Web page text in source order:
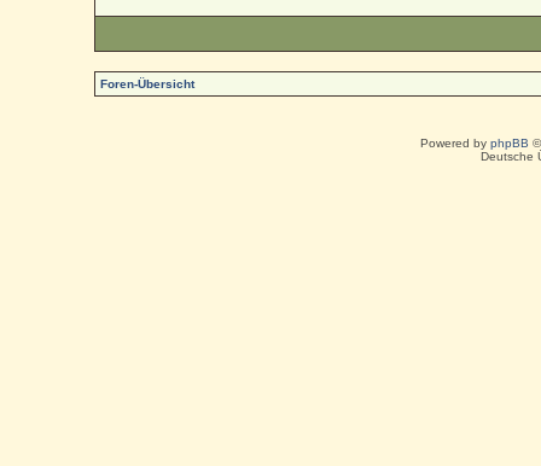
Foren-Übersicht
Powered by phpBB
Deutsche